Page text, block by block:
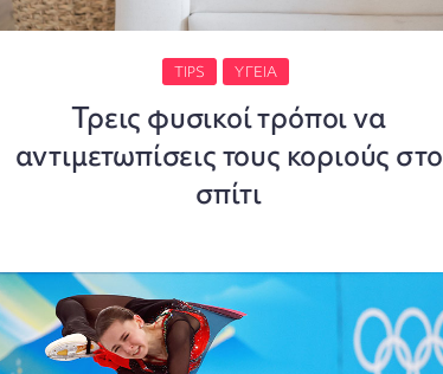
TIPS ΥΓΕΊΑ
Τρεις φυσικοί τρόποι να
αντιμετωπίσεις τους κοριούς στο
σπίτι